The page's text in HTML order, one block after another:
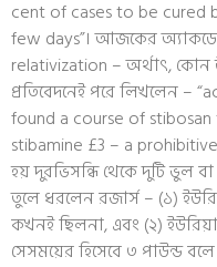
cent of cases to be cured
few days”। আজকের
relativization – অর্থাৎ, কোন
প্রতিবেদনেই পরে লিখলেন –
found a course of
stibamine £3 – a
হয় দুরভিসন্ধি থেকে দুটি ভুল
তুলে ধরলেন রজার্স – (১)
কখনই ছিলনা, এবং (২)
সেসময়ের হিসেবে ৩ পাউন্ড